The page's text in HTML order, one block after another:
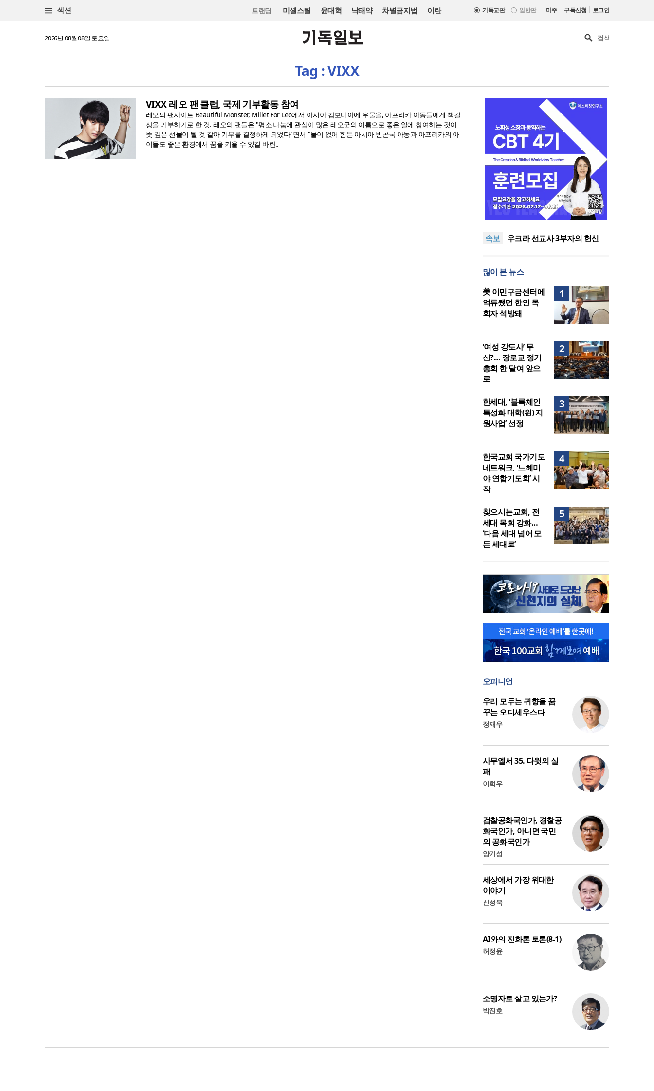
섹션 트랜딩 미셸스틸 윤대혁 낙태약 차별금지법 이란 기독교판 일반판 미주 구독신청 | 로그인
2026년 08월 08일 토요일
Tag : VIXX
VIXX 레오 팬 클럽, 국제 기부활동 참여
레오의 팬사이트 Beautiful Monster, Millet For Leo에서 아시아 캄보디아에 우물을, 아프리카 아동들에게 책걸
상을 기부하기로 한 것. 레오의 팬들은 "평소 나눔에 관심이 많은 레오군의 이름으로 좋은 일에 참여하는 것이
뜻 깊은 선물이 될 것 같아 기부를 결정하게 되었다"면서 "물이 없어 힘든 아시아 빈곤국 아동과 아프리카의 아
이들도 좋은 환경에서 꿈을 키울 수 있길 바란..
속보
[최원호 목사의 영혼의 양식 63]
까?
한인 목회자 석방돼
우크라 선교사 3부자의 헌신
지법 시행… 기독교계 강력 반
[최원호 목사의 영혼의 양식 63]
말씀은 같은데 왜 열매는 다를
까?
美 이민구금센터에 억류됐던
한인 목회자 석방돼
많이 본 뉴스
1
美 이민구금센터에
억류됐던 한인 목
회자 석방돼
2
‘여성 강도사’ 무
산?… 장로교 정기
총회 한 달여 앞으
로
3
한세대, ‘블록체인
특성화 대학(원) 지
원사업’ 선정
4
한국교회 국가기도
네트워크, ‘느헤미
야 연합기도회’ 시
작
5
찾으시는교회, 전
세대 목회 강화…
‘다음 세대 넘어 모
든 세대로’
오피니언
우리 모두는 귀향을 꿈
꾸는 오디세우스다
정재우
사무엘서 35. 다윗의 실
패
이희우
검찰공화국인가, 경찰공
화국인가, 아니면 국민
의 공화국인가
양기성
세상에서 가장 위대한
이야기
신성욱
AI와의 진화론 토론(8-1)
허정윤
소명자로 살고 있는가?
박진호